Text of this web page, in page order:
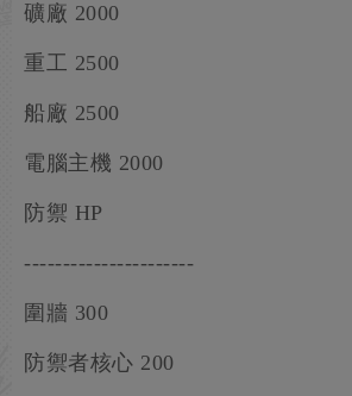
礦廠 2000
重工 2500
船廠 2500
電腦主機 2000
防禦 HP
----------------------
圍牆 300
防禦者核心 200